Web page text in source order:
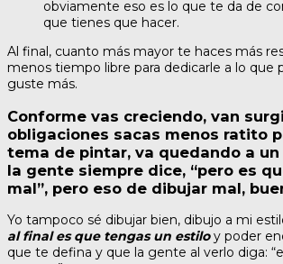
obviamente eso es lo que te da de
que tienes que hacer.
Al final, cuanto más mayor te haces más
menos tiempo libre para dedicarle a lo que
guste más.
Conforme vas creciendo, van
obligaciones sacas menos ratito
tema de pintar, va quedando a
la gente siempre dice, “pero es
mal”, pero eso de dibujar mal,
Yo tampoco sé dibujar bien, dibujo a mi
al final es que tengas un estilo y poder
que te defina y que la gente al verlo diga: